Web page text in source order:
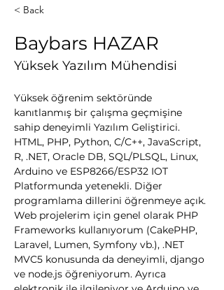
< Back
Baybars HAZAR
Yüksek Yazılım Mühendisi
Yüksek öğrenim sektöründe
kanıtlanmış bir çalışma geçmişine
sahip deneyimli Yazılım Geliştirici.
HTML, PHP, Python, C/C++, JavaScript,
R, .NET, Oracle DB, SQL/PLSQL, Linux,
Arduino ve ESP8266/ESP32 IOT
Platformunda yetenekli. Diğer
programlama dillerini öğrenmeye açık.
Web projelerim için genel olarak PHP
Frameworks kullanıyorum (CakePHP,
Laravel, Lumen, Symfony vb.), .NET
MVC5 konusunda da deneyimli, django
ve node.js öğreniyorum. Ayrıca